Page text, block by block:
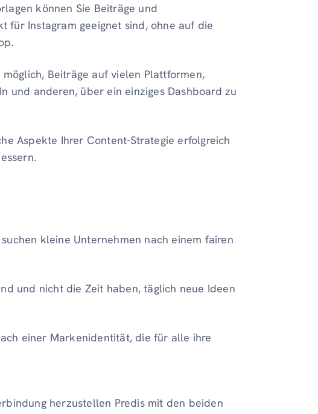
können Sie Beiträge und
für Instagram geeignet sind, ohne auf die
möglich, Beiträge auf vielen Plattformen,
und anderen, über ein einziges Dashboard zu
Aspekte Ihrer Content-Strategie erfolgreich
kleine Unternehmen nach einem fairen
und nicht die Zeit haben, täglich neue Ideen
einer Markenidentität, die für alle ihre
herzustellen Predis mit den beiden